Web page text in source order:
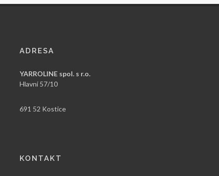
ADRESA
YARROLINE spol. s r.o.
Hlavní 57/10
691 52 Kostice
KONTAKT